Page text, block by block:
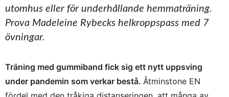
utomhus eller för underhållande hemmaträning.
Prova Madeleine Rybecks helkroppspass med 7
övningar.
Träning med gummiband fick sig ett nytt uppsving
under pandemin som verkar bestå. Åtminstone EN